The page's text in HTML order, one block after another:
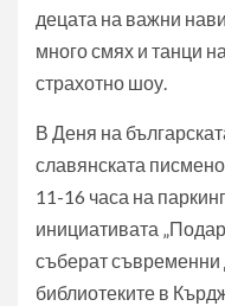
децата на важни
много смях и танци
страхотно шоу.
В Деня на
славянската
11-16 часа на
инициативата
съберат съвременни
библиотеките в